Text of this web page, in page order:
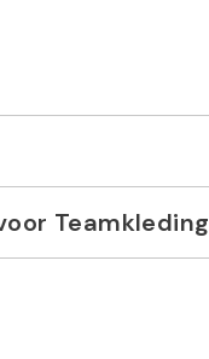
Teamkleding